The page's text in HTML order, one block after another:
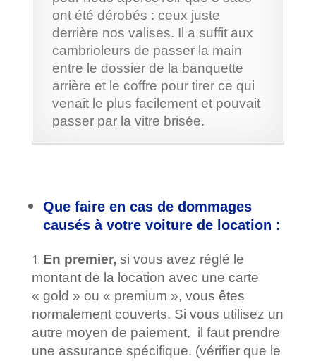
ont été dérobés : ceux juste
derrière nos valises. Il a suffit aux
cambrioleurs de passer la main
entre le dossier de la banquette
arrière et le coffre pour tirer ce qui
venait le plus facilement et pouvait
passer par la vitre brisée.
Que faire en cas de dommages
causés à votre voiture de location :
En premier, si vous avez réglé le
montant de la location avec une carte
« gold » ou « premium », vous êtes
normalement couverts. Si vous utilisez un
autre moyen de paiement, il faut prendre
une assurance spécifique. (vérifier que le